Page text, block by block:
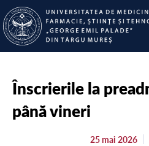
Înscrierile la
până vineri
25 mai 2026